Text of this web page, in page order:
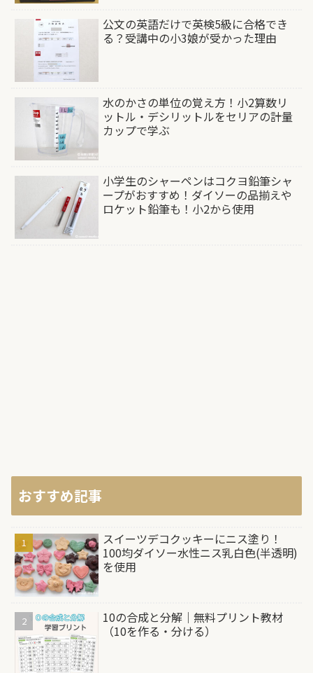
公文の英語だけで英検5級に合格でき
る？受講中の小3娘が受かった理由
水のかさの単位の覚え方！小2算数リ
ットル・デシリットルをセリアの計量
カップで学ぶ
小学生のシャーペンはコクヨ鉛筆シャ
ープがおすすめ！ダイソーの品揃えや
ロケット鉛筆も！小2から使用
おすすめ記事
スイーツデコクッキーにニス塗り！
100均ダイソー水性ニス乳白色(半透明)
を使用
10の合成と分解｜無料プリント教材
（10を作る・分ける）